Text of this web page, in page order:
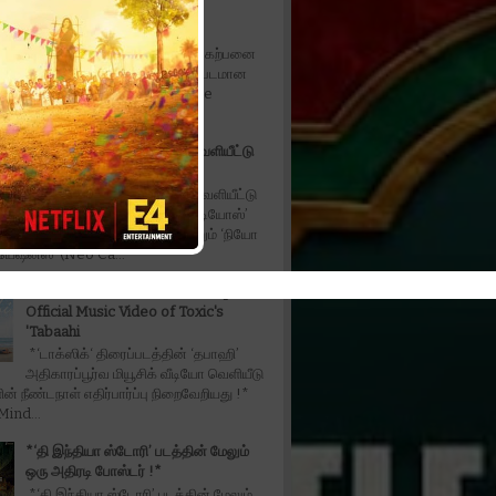
Fahadh Faasil in fantasy
entertainer*
*நடிகர் ஃபஹத் பாசில் நடிப்பில் கற்பனை
கலந்த பொழுதுபோக்கு திரைப்படமான
தி ட்ரபிள் - Don't Trouble The
*‘அன்பே டயானா’ டிரெய்லர் வெளியீட்டு
விழா
*‘அன்பே டயானா’ டிரெய்லர் வெளியீட்டு
விழா!!* ‘மில்லியன் டாலர் ஸ்டுடியோஸ்’
(Million Dollar Studios) மற்றும் ‘நியோ
(Neo Ca...
Official Music Video of Toxic's
'Tabaahi
*‘டாக்ஸிக்‘ திரைப்படத்தின் ‘தபாஹி’
அதிகாரப்பூர்வ மியூசிக் வீடியோ வெளியீடு
நீண்டநாள் எதிர்பார்ப்பு நிறைவேறியது !*
*‘தி இந்தியா ஸ்டோரி’ படத்தின் மேலும்
ஒரு அதிரடி போஸ்டர் !*